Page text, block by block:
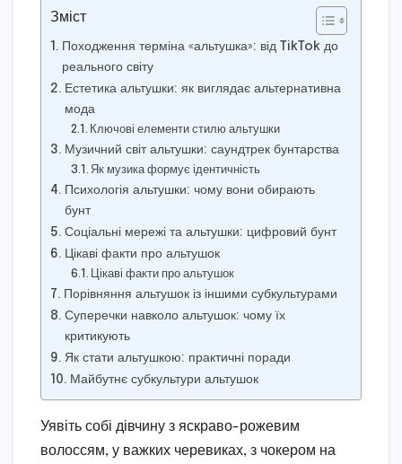
Зміст
Походження терміна «альтушка»: від TikTok до
реального світу
Естетика альтушки: як виглядає альтернативна
мода
Ключові елементи стилю альтушки
Музичний світ альтушки: саундтрек бунтарства
Як музика формує ідентичність
Психологія альтушки: чому вони обирають
бунт
Соціальні мережі та альтушки: цифровий бунт
Цікаві факти про альтушок
Цікаві факти про альтушок
Порівняння альтушок із іншими субкультурами
Суперечки навколо альтушок: чому їх
критикують
Як стати альтушкою: практичні поради
Майбутнє субкультури альтушок
Уявіть собі дівчину з яскраво-рожевим
волоссям, у важких черевиках, з чокером на